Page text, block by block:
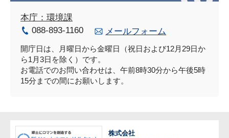
本庁：環境課
088-893-1160
メールフォーム
開庁日は、月曜日から金曜日（祝日および12月29日か
ら1月3日を除く）です。
お電話でのお問い合わせは、午前8時30分から午後5時
15分までの間にお願いします。
株式会社